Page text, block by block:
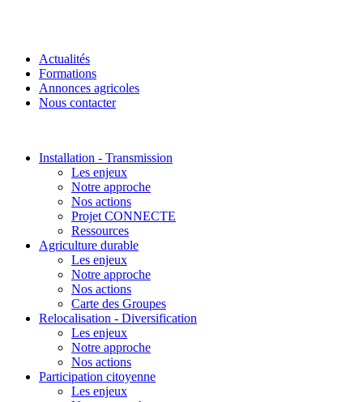
Actualités
Formations
Annonces agricoles
Nous contacter
Installation - Transmission
Les enjeux
Notre approche
Nos actions
Projet CONNECTE
Ressources
Agriculture durable
Les enjeux
Notre approche
Nos actions
Carte des Groupes
Relocalisation - Diversification
Les enjeux
Notre approche
Nos actions
Participation citoyenne
Les enjeux